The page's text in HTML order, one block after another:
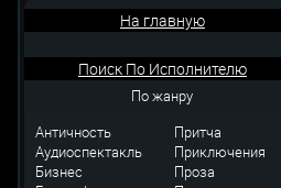
На главную
Поиск По Исполнителю
По жанру
Античность
Аудиоспектакль
Бизнес
Притча
Приключения
Проза